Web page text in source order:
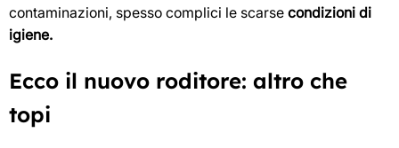
contaminazioni, spesso complici le scarse condizioni di
igiene.
Ecco il nuovo roditore: altro che
topi